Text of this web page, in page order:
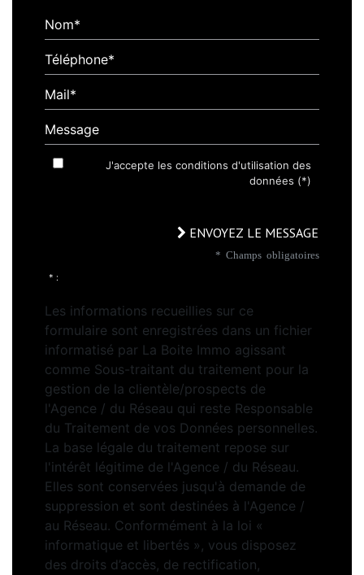
Nom*
Téléphone*
Mail*
Message
J'accepte les conditions d'utilisation des
données (*)
ENVOYEZ LE MESSAGE
* Champs obligatoires
* :
Les informations recueillies sur ce
formulaire sont enregistrées dans un fichier
informatisé par La Boite Immo agissant
comme Sous-traitant du traitement pour la
gestion de la clientèle/prospects de
l'Agence / du Réseau qui reste Responsable
du Traitement de vos Données personnelles.
La base légale du traitement repose sur
l'intérêt légitime de l'Agence / du Réseau.
Elles sont conservées jusqu'à demande de
suppression et sont destinées à l'Agence /
au Réseau. Conformément à la loi «
informatique et libertés », vous disposez
des droits d’accès, de rectification,